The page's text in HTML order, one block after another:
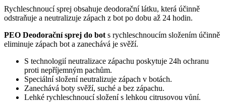
Rychleschnoucí sprej obsahuje deodorační látku, která účinně
odstraňuje a neutralizuje zápach z bot po dobu až 24 hodin.
PEO Deodorační sprej do bot s rychleschnoucím složením účinně
eliminuje zápach bot a zanechává je svěží.
S technologií neutralizace zápachu poskytuje 24h ochranu
proti nepříjemným pachům.
Speciální složení neutralizuje zápach v botách.
Zanechává boty svěží, suché a bez zápachu.
Lehké rychleschnoucí složení s lehkou citrusovou vůní.